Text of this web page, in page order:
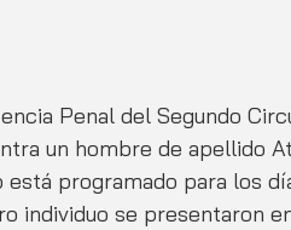
Penal del Segundo
un hombre de apellido
programado para los
individuo se presentaron